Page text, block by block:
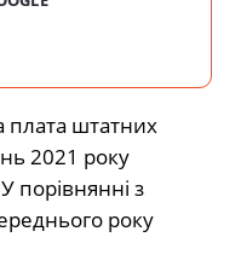
плата штатних
2021 року
порівнянні з
року